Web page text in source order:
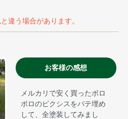
違う場合があります。
お客様の感想
メルカリで安く買ったボロ
ボロのピクシスをパテ埋め
して、全塗装してみまし